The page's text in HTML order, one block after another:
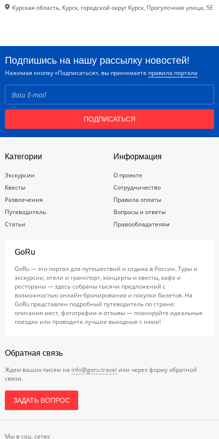
Курская область, Курск, городской округ Курск, Прогулочная улица, 5Е
Подпишись на нашу рассылку новостей!
Нажимая кнопку «Подписаться», вы принимаете правила портала
ПОДПИСАТЬСЯ
Категории
Экскурсии
Квесты
Развлечения
Путеводитель
Статьи
Информация
О проекте
Сотрудничество
Правила оплаты
Вопросы и ответы
Правообладателям
GoRu
GoRu — это портал для путешествий и отдыха в России. Туры и
экскурсии, отели и транспорт, концерты и квесты, кафе и
рестораны — здесь собраны тысячи предложений с
возможностью онлайн-бронирования и покупки билетов. На
GoRu представлен подробный путеводитель по стране:
описания мест, фотографии и отзывы — планируйте идеальные
поездки или проводите лучшие выходные с нами!
Обратная связь
Ждем ваших писем на info@goru.travel или через форму обратной
связи.
ЗАДАТЬ ВОПРОС
Мы в соц. сетях